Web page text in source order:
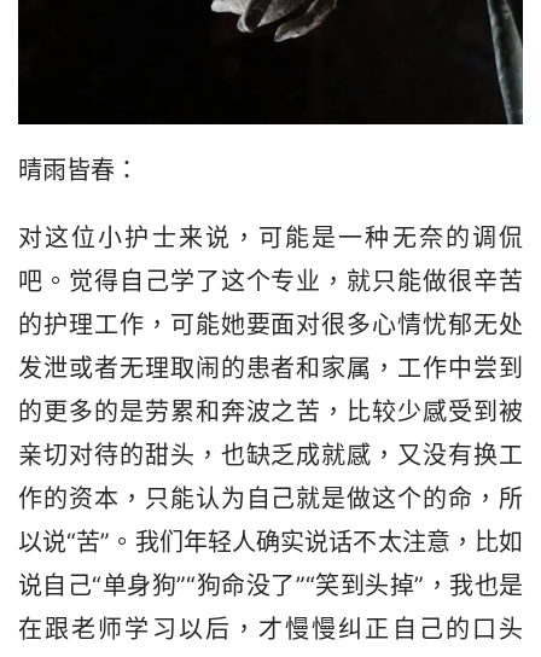
晴雨皆春：
对这位小护士来说，可能是一种无奈的调侃
吧。觉得自己学了这个专业，就只能做很辛苦
的护理工作，可能她要面对很多心情忧郁无处
发泄或者无理取闹的患者和家属，工作中尝到
的更多的是劳累和奔波之苦，比较少感受到被
亲切对待的甜头，也缺乏成就感，又没有换工
作的资本，只能认为自己就是做这个的命，所
以说“苦”。我们年轻人确实说话不太注意，比如
说自己“单身狗”“狗命没了”“笑到头掉”，我也是
在跟老师学习以后，才慢慢纠正自己的口头